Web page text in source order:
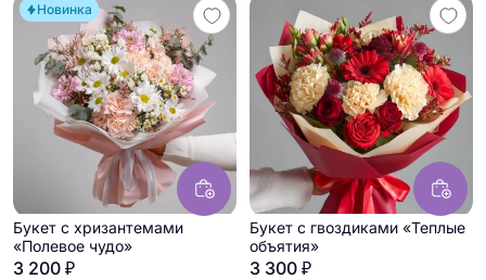
Новинка
Букет с хризантемами
«Полевое чудо»
3 200 ₽
Букет с гвоздиками «Теплые
объятия»
3 300 ₽